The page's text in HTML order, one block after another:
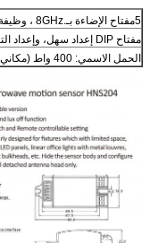
5مفتاح الإضاءة بـ.8GHz ، وظيفة تشغيل / إيقاف و لوكس إيقاف
مفتاح DIP إعداد سهل، وإعداد التحكم عن بعد سهلة للمشروع
الحمل الاسمي: 400 واط (مكاني)